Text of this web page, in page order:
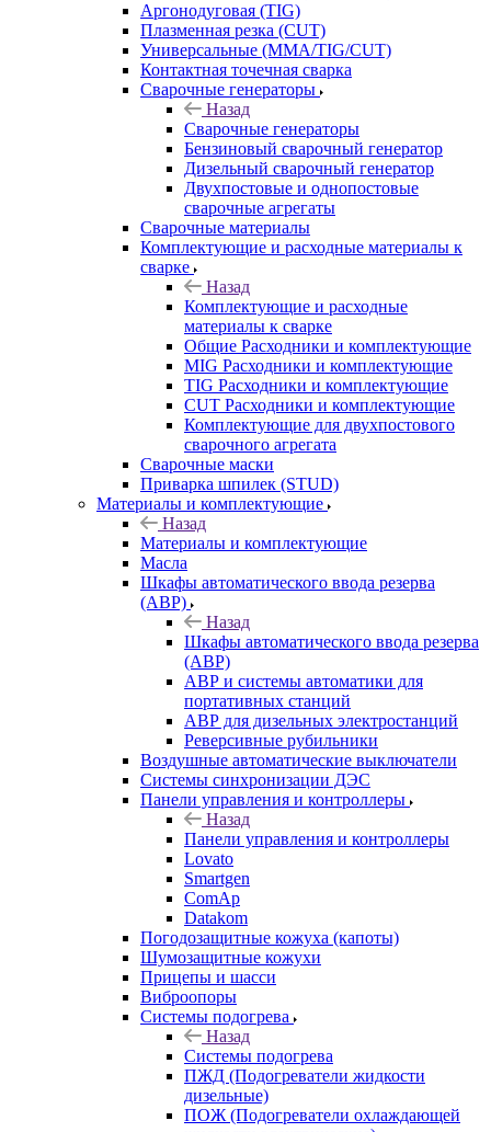
Аргонодуговая (TIG)
Плазменная резка (CUT)
Универсальные (MMA/TIG/CUT)
Контактная точечная сварка
Сварочные генераторы
Назад
Сварочные генераторы
Бензиновый сварочный генератор
Дизельный сварочный генератор
Двухпостовые и однопостовые
сварочные агрегаты
Сварочные материалы
Комплектующие и расходные материалы к
сварке
Назад
Комплектующие и расходные
материалы к сварке
Общие Расходники и комплектующие
MIG Расходники и комплектующие
TIG Расходники и комплектующие
CUT Расходники и комплектующие
Комплектующие для двухпостового
сварочного агрегата
Сварочные маски
Приварка шпилек (STUD)
Материалы и комплектующие
Назад
Материалы и комплектующие
Масла
Шкафы автоматического ввода резерва
(АВР)
Назад
Шкафы автоматического ввода резерва
(АВР)
АВР и системы автоматики для
портативных станций
АВР для дизельных электростанций
Реверсивные рубильники
Воздушные автоматические выключатели
Системы синхронизации ДЭС
Панели управления и контроллеры
Назад
Панели управления и контроллеры
Lovato
Smartgen
ComAp
Datakom
Погодозащитные кожуха (капоты)
Шумозащитные кожухи
Прицепы и шасси
Виброопоры
Системы подогрева
Назад
Системы подогрева
ПЖД (Подогреватели жидкости
дизельные)
ПОЖ (Подогреватели охлаждающей